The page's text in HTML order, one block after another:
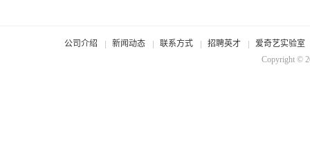
公司介绍 新闻动态 联系方式 招聘英才
爱奇艺实验室
Copyright ©